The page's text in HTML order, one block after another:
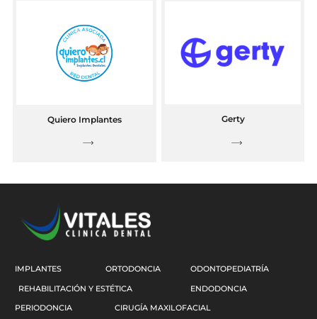
Quiero Implantes Gerty
IMPLANTES ORTODONCIA
ODONTOPEDIATRÍA
REHABILITACIÓN Y ESTÉTICA
ENDODONCIA
PERIODONCIA
CIRUGÍA MAXILOFACIAL